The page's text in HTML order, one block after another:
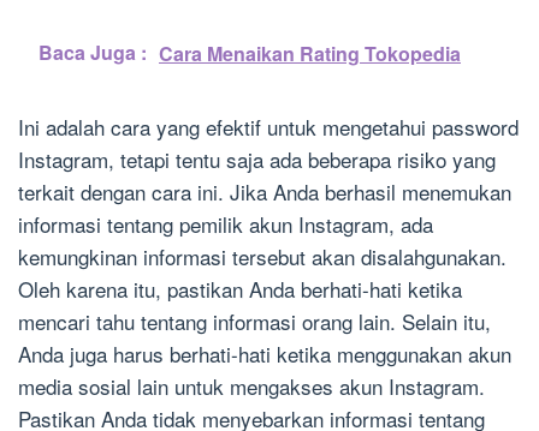
Baca Juga : Cara Menaikan Rating Tokopedia
Ini adalah cara yang efektif untuk mengetahui password
Instagram, tetapi tentu saja ada beberapa risiko yang
terkait dengan cara ini. Jika Anda berhasil menemukan
informasi tentang pemilik akun Instagram, ada
kemungkinan informasi tersebut akan disalahgunakan.
Oleh karena itu, pastikan Anda berhati-hati ketika
mencari tahu tentang informasi orang lain. Selain itu,
Anda juga harus berhati-hati ketika menggunakan akun
media sosial lain untuk mengakses akun Instagram.
Pastikan Anda tidak menyebarkan informasi tentang